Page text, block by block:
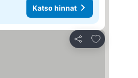
Katso hinnat
Jaa
Lisää